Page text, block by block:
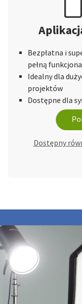
Bezpłatna i
pełną
Idealny dla
projektów
Dostępne dla
Dostępny